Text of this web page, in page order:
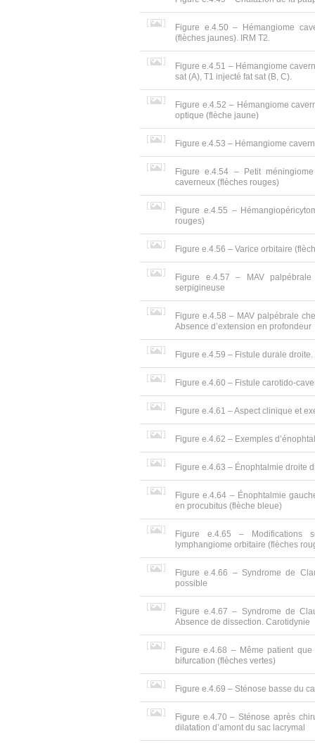
Figure e.4.50 – Hémangiome
(flèches jaunes). IRM T2.
Figure e.4.51 – Hémangiome
sat (A), T1 injecté fat sat (B, C).
Figure e.4.52 – Hémangiome
optique (flèche jaune)
Figure e.4.53 – Hémangiome
Figure e.4.54 – Petit
caverneux (flèches rouges)
Figure e.4.55 –
rouges)
Figure e.4.56 – Varice orbitaire
Figure e.4.57 – MAV
serpigineuse
Figure e.4.58 – MAV palpébrale
Absence d’extension en profondeur
Figure e.4.59 – Fistule durale
Figure e.4.60 – Fistule carotido-
Figure e.4.61 – Aspect clinique et
Figure e.4.62 – Exemples
Figure e.4.63 – Énophtalmie droite
Figure e.4.64 – Énophtalmie
en procubitus (flèche bleue)
Figure e.4.65 – Modifications
lymphangiome orbitaire (flèches
Figure e.4.66 – Syndrome de
possible
Figure e.4.67 – Syndrome de
Absence de dissection. Carotidynie
Figure e.4.68 – Même patient
bifurcation (flèches vertes)
Figure e.4.69 – Sténose basse du
Figure e.4.70 – Sténose après
dilatation d’amont du sac lacrymal